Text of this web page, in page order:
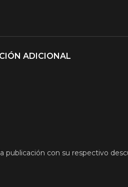
ADICIONAL
con su respectivo